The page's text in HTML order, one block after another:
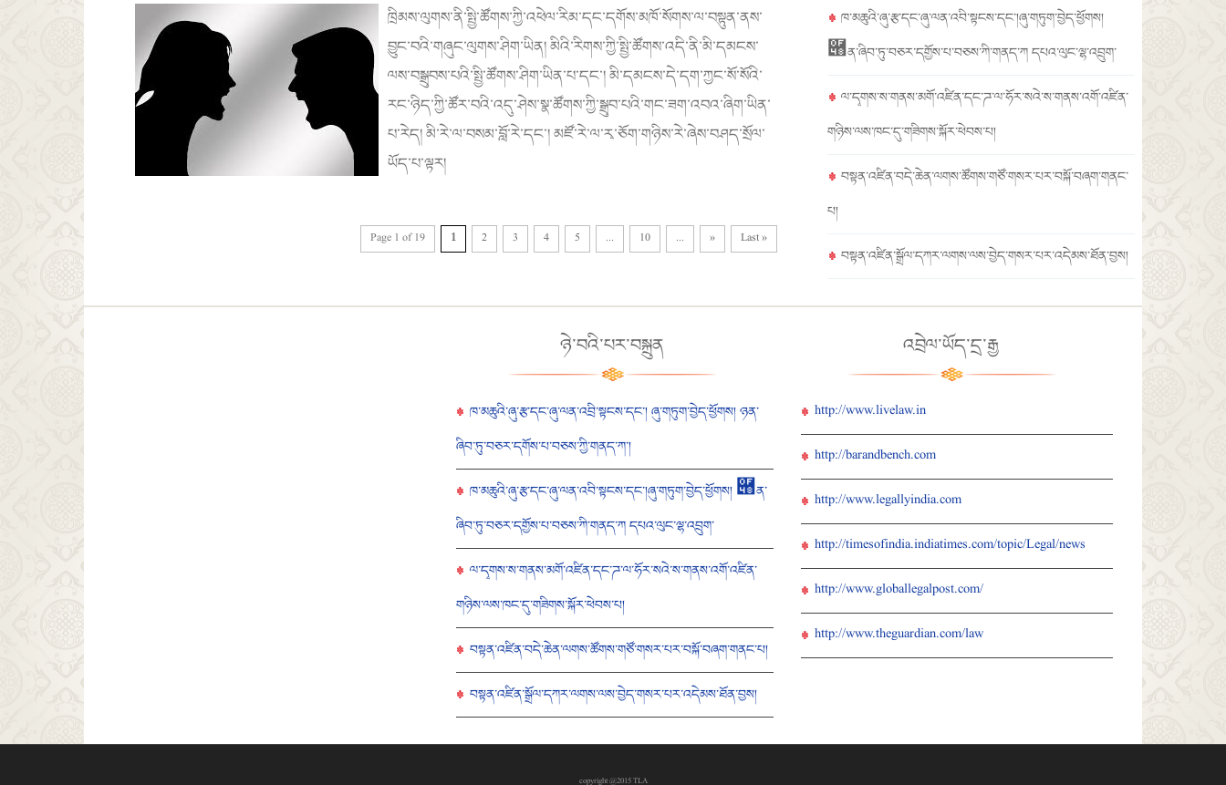
ཁྲིམས་ལུགས་ནི་སྤྱི་ཚོགས་ཀྱི་འཕེལ་རིམ་དང་དགོས་མཁོ་སོགས་ལ་བསྟུན་ནས་
བྱུང་བའི་གཞུང་ལུགས་ཤིག་ཡིན། མིའི་རིགས་ཀྱི་སྤྱི་ཚོགས་འདི་ནི་མི་དམངས་
ལས་བསྒྲུབས་པའི་སྤྱི་ཚོགས་ཤིག་ཡིན་པ་དང་། མི་དམངས་དེ་དག་ཀྱང་སོ་སོའི་
རང་ཉིད་ཀྱི་ཚོར་བའི་འདུ་ཤེས་སྣ་ཚོགས་ཀྱི་སྒྲུབ་པའི་གང་ཟག་འབའ་ཞིག་ཡིན་
པ་རེད། མི་རེ་ལ་བསམ་བློ་རེ་དང་། མཛོ་རེ་ལ་རྭ་ཅོག་གཉིས་རེ་ཞེས་བཤད་སྲོལ་
ཡོད་པ་ལྟར།
Page 1 of 19 1 2 3 4 5 ... 10 ... » Last »
ཁ་མཆུའི་ཞུ་རྩ་དང་ཞུ་ལན་འབི་སྟངས་དང་།ཞུ་གཏུག་བྱེད་ཕྱོགས།
཈ན་ཞིབ་ཏུ་བཅར་དགྱོས་པ་བཅས་ཀི་གནད་ཀ དཔའ་ལུང་ལྷ་འབྲུག་
ལ་དྭགས་ས་གནས་མགོ་འཛིན་དང་ཌ་ལ་ཧོར་སའེ་ས་གནས་འགོ་འཛིན་
གཉིས་ལས་ཁང་དུ་གཟིགས་སྐོར་ཕེབས་པ།
བསྟན་འཛིན་བདེ་ཆེན་ལགས་ཚོགས་གཙོ་གསར་པར་བསྐོ་བཞག་གནང་
པ།
བསྟན་འཛིན་སྒྲོལ་དཀར་ལགས་ལས་བྱེད་གསར་པར་འདེམས་ཐོན་བྱས།
ཉེ་བའི་པར་བསྐྲུན
ཁ་མཆུའི་ཞུ་རྩ་དང་ཞུ་ལན་འབྲི་སྟངས་དང་། ཞུ་གཏུག་བྱེད་ཕྱོགས། ཉན་
ཞིབ་ཏུ་བཅར་དགོས་པ་བཅས་ཀྱི་གནད་ཀ་།
ཁ་མཆུའི་ཞུ་རྩ་དང་ཞུ་ལན་འབི་སྟངས་དང་།ཞུ་གཏུག་བྱེད་ཕྱོགས། ཈ན་
ཞིབ་ཏུ་བཅར་དགྱོས་པ་བཅས་ཀི་གནད་ཀ དཔའ་ལུང་ལྷ་འབྲུག་
ལ་དྭགས་ས་གནས་མགོ་འཛིན་དང་ཌ་ལ་ཧོར་སའེ་ས་གནས་འགོ་འཛིན་
གཉིས་ལས་ཁང་དུ་གཟིགས་སྐོར་ཕེབས་པ།
བསྟན་འཛིན་བདེ་ཆེན་ལགས་ཚོགས་གཙོ་གསར་པར་བསྐོ་བཞག་གནང་པ།
བསྟན་འཛིན་སྒྲོལ་དཀར་ལགས་ལས་བྱེད་གསར་པར་འདེམས་ཐོན་བྱས།
འབྲེལ་ཡོད་དྲ་རྒྱ
http://www.livelaw.in
http://barandbench.com
http://www.legallyindia.com
http://timesofindia.indiatimes.com/topic/Legal/news
http://www.globallegalpost.com/
http://www.theguardian.com/law
copyright @2015 TLA